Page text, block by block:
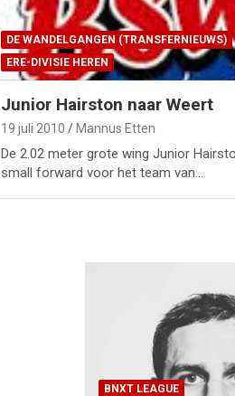
DE WANDELGANGEN (TRANSFERNIEUWS)
ERE-DIVISIE HEREN
Junior Hairston naar Weert
19 juli 2010 Mannus Etten
De 2.02 meter grote wing Junior
small forward voor het team van…
BNXT LEAGUE